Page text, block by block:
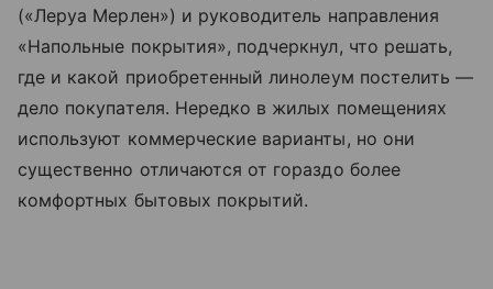
(«Леруа Мерлен») и руководитель направления
«Напольные покрытия», подчеркнул, что решать,
где и какой приобретенный линолеум постелить —
дело покупателя. Нередко в жилых помещениях
используют коммерческие варианты, но они
существенно отличаются от гораздо более
комфортных бытовых покрытий.